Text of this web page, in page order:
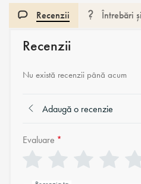
Recenzii Întrebări
Recenzii
Nu există recenzii până acum
Adaugă o recenzie
Evaluare *